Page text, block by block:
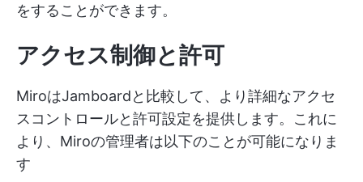
をすることができます。
アクセス制御と許可
MiroはJamboardと比較して、より詳細なアクセ
スコントロールと許可設定を提供します。これに
より、Miroの管理者は以下のことが可能になりま
す